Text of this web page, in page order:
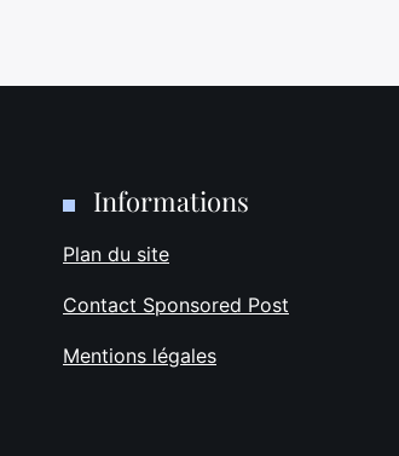
Informations
Plan du site
Contact Sponsored Post
Mentions légales